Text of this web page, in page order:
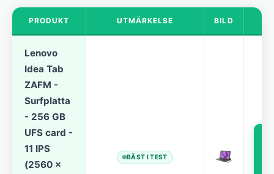
PRODUKT UTMÄRKELSE BILD
Lenovo
Idea Tab
ZAFM -
Surfplatta
- 256 GB
UFS card -
11 IPS
(2560 x
BÄST I TEST